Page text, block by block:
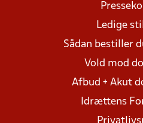
Ledige
Sådan bestiller
Vold mod
Afbud + Akut
Idrættens